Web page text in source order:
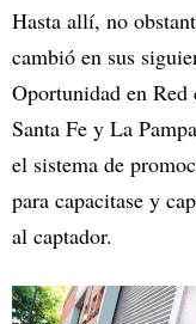
Hasta allí, no
cambió en sus
Oportunidad en Red
Santa Fe y La
el sistema de
para capacitase y
al captador.